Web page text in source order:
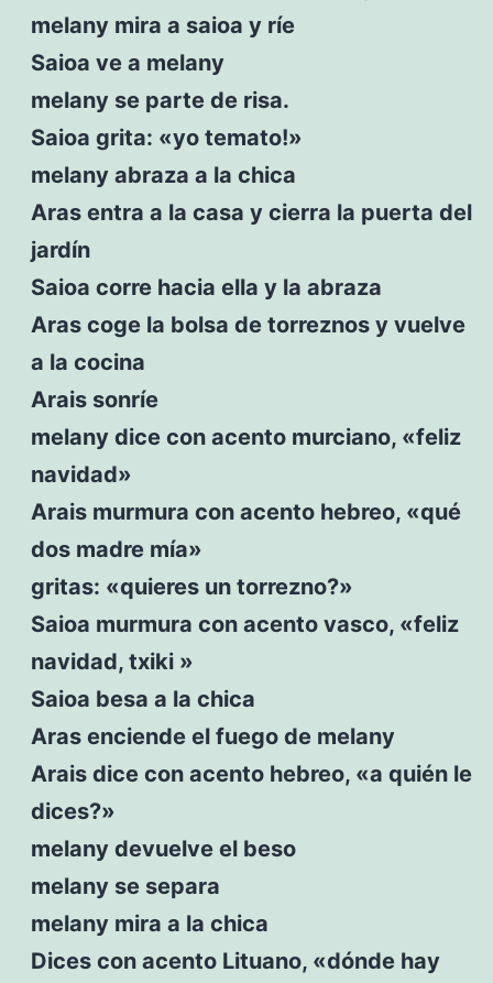
melany mira a saioa y ríe
Saioa ve a melany
melany se parte de risa.
Saioa grita: «yo temato!»
melany abraza a la chica
Aras entra a la casa y cierra la puerta del
jardín
Saioa corre hacia ella y la abraza
Aras coge la bolsa de torreznos y vuelve
a la cocina
Arais sonríe
melany dice con acento murciano, «feliz
navidad»
Arais murmura con acento hebreo, «qué
dos madre mía»
gritas: «quieres un torrezno?»
Saioa murmura con acento vasco, «feliz
navidad, txiki »
Saioa besa a la chica
Aras enciende el fuego de melany
Arais dice con acento hebreo, «a quién le
dices?»
melany devuelve el beso
melany se separa
melany mira a la chica
Dices con acento Lituano, «dónde hay